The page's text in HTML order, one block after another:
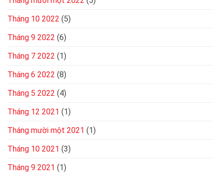
Tháng 10 2022 (5)
Tháng 9 2022 (6)
Tháng 7 2022 (1)
Tháng 6 2022 (8)
Tháng 5 2022 (4)
Tháng 12 2021 (1)
Tháng mười một 2021 (1)
Tháng 10 2021 (3)
Tháng 9 2021 (1)